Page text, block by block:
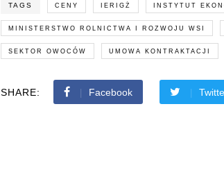
TAGS CENY IERIGŻ INSTYTUT
MINISTERSTWO ROLNICTWA I ROZWOJU WSI
SEKTOR OWOCÓW UMOWA KONTRAKTACJI
SHARE: Facebook